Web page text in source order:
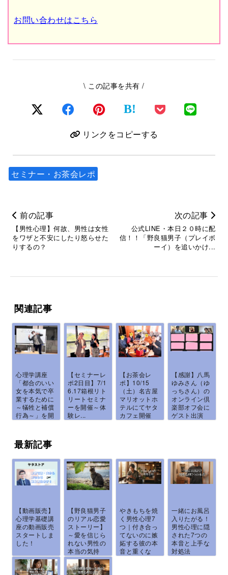
お問い合わせはこちら
\ この記事を共有 /
B!
リンクをコピーする
セミナー・お茶会レポ
前の記事
【男性心理】何故、男性は女性
をワザと不安にしたり怒らせた
りするの？
次の記事
公式LINE・本日２０時に配
信！！「野良猫男子（プレイボ
ーイ）を追いかけ...
関連記事
心理学講座
「都合のいい
女を本気で卒
業するために
～犠牲と補償
行為～」を開
催...
【セミナーレ
ポ2日目】7/1
6.17箱根リト
リートセミナ
ーを開催～体
験レ...
【お茶会レ
ポ】10/15
（土）名古屋
マリオットホ
テルにてヤタ
カフェ開催
し...
【感謝】八馬
ゆみさん（ゆ
っちさん）の
オンライン倶
楽部オフ会に
ゲスト出演
し...
最新記事
【動画販売】
心理学基礎講
座の動画販売
スタートしま
した！
【野良猫男子
のリアル恋愛
ストーリー】
～愛を信じら
れない男性の
本当の気持
ち...
やきもちを焼
く男性心理7
つ｜付き合っ
てないのに嫉
妬する彼の本
音と重くな
ら...
一緒にお風呂
入りたがる！
男性心理に隠
された7つの
本音と上手な
対処法